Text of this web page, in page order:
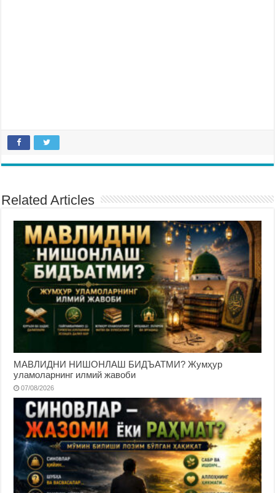
Related Articles
МАВЛИДНИ НИШОНЛАШ БИДЪАТМИ? Жумҳур
уламоларнинг илмий жавоби
07/08/2026